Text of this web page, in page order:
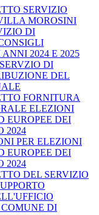
SERVIZIO
MOROSINI
DI
2024 E 2025
DI
DEL
FORNITURA
ELEZIONI
EUROPEE DEI
2024
PER ELEZIONI
EUROPEE DEI
2024
DEL SERVIZIO
DI